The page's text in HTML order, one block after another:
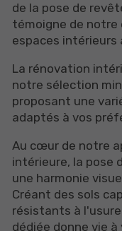
de la pose de
témoigne de
espaces
La rénovation
notre sélection
proposant une
adaptés à vos
Au cœur de notre
intérieure, la pose
une harmonie
Créant des sols
résistants à
dédiée donne vie à